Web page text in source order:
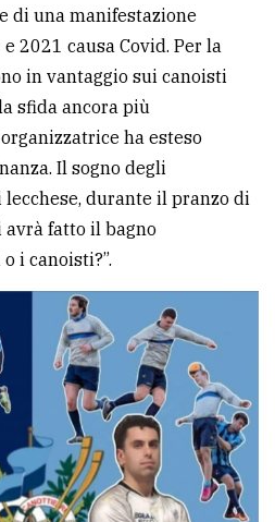
di una manifestazione
2021 causa Covid. Per la
in vantaggio sui canoisti
sfida ancora più
ha esteso
Il sogno degli
durante il pranzo di
avrà fatto il bagno
i canoisti?”.